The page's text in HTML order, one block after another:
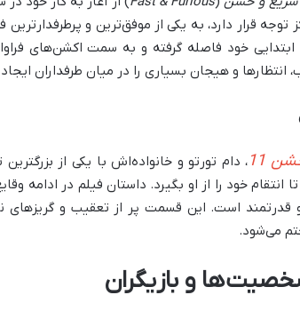
توجه قرار دارد، به یکی از موفق‌ترین و
ابتدایی خود فاصله گرفته و به سمت اکشن‌های
انتظارها و هیجان بسیاری را در میان طرفداران
11
، دام تورتو و خانواده‌اش با یکی از
انتقام خود را از او بگیرد. داستان فیلم در
است. این قسمت پر از تعقیب و گریزهای
می‌شود.
و بازیگران